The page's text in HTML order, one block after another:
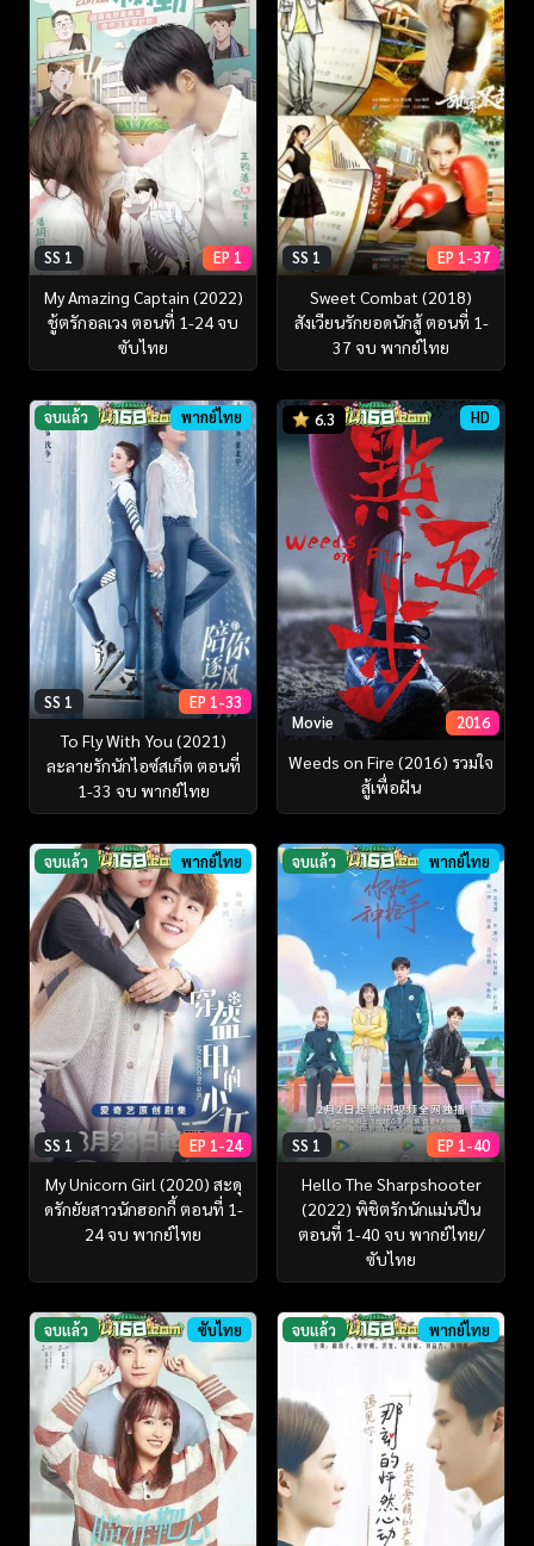
SS 1 EP 1
My Amazing Captain (2022)
ชู้ตรักอลเวง ตอนที่ 1-24 จบ
ซับไทย
SS 1 EP 1-37
Sweet Combat (2018)
สังเวียนรักยอดนักสู้ ตอนที่ 1-
37 จบ พากย์ไทย
จบแล้ว พากย์ไทย
SS 1 EP 1-33
To Fly With You (2021)
ละลายรักนักไอซ์สเก็ต ตอนที่
1-33 จบ พากย์ไทย
6.3 HD
Movie 2016
Weeds on Fire (2016) รวมใจ
สู้เพื่อฝัน
จบแล้ว พากย์ไทย
SS 1 EP 1-24
My Unicorn Girl (2020) สะดุ
ดรักยัยสาวนักฮอกกี้ ตอนที่ 1-
24 จบ พากย์ไทย
จบแล้ว พากย์ไทย
SS 1 EP 1-40
Hello The Sharpshooter
(2022) พิชิตรักนักแม่นปืน
ตอนที่ 1-40 จบ พากย์ไทย/
ซับไทย
จบแล้ว ซับไทย จบแล้ว พากย์ไทย